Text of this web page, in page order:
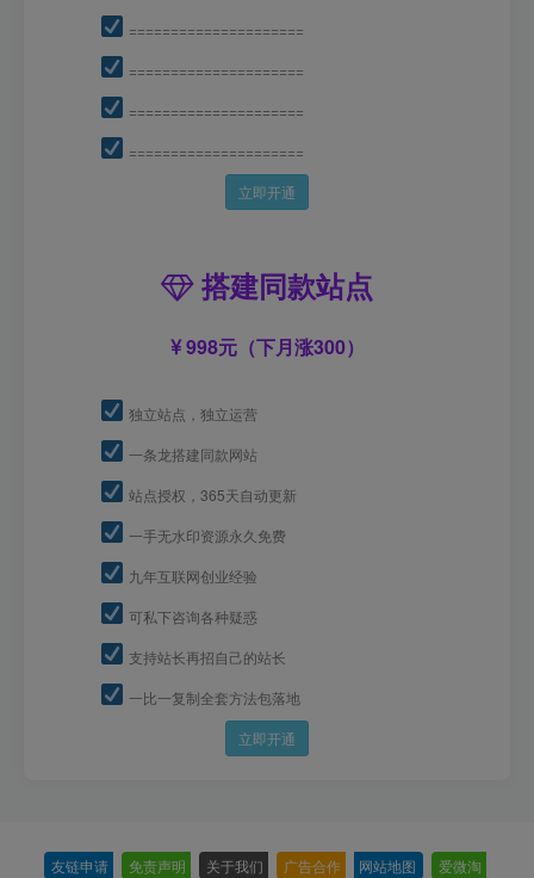
=====================
=====================
=====================
=====================
立即开通
搭建同款站点
998元（下月涨300）
独立站点，独立运营
一条龙搭建同款网站
站点授权，365天自动更新
一手无水印资源永久免费
九年互联网创业经验
可私下咨询各种疑惑
支持站长再招自己的站长
一比一复制全套方法包落地
立即开通
友链申请 免责声明 关于我们 广告合作 网站地图 爱微淘